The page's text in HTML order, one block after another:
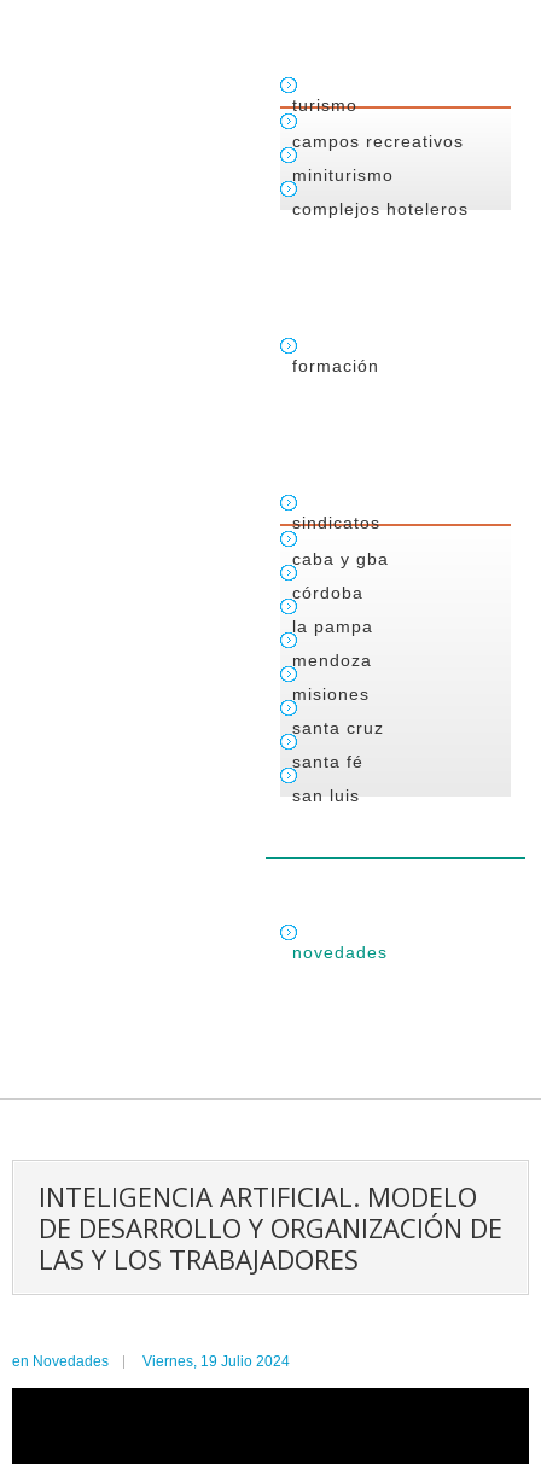
turismo
campos recreativos
miniturismo
complejos hoteleros
formación
sindicatos
caba y gba
córdoba
la pampa
mendoza
misiones
santa cruz
santa fé
san luis
novedades
INTELIGENCIA ARTIFICIAL. MODELO
DE DESARROLLO Y ORGANIZACIÓN DE
LAS Y LOS TRABAJADORES
en Novedades Viernes, 19 Julio 2024